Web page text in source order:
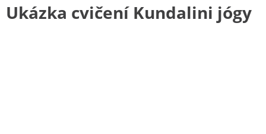
Ukázka cvičení Kundalini jógy